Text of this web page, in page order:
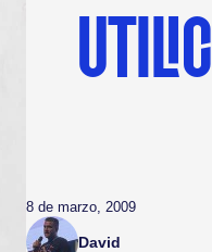
8 de marzo, 2009
David